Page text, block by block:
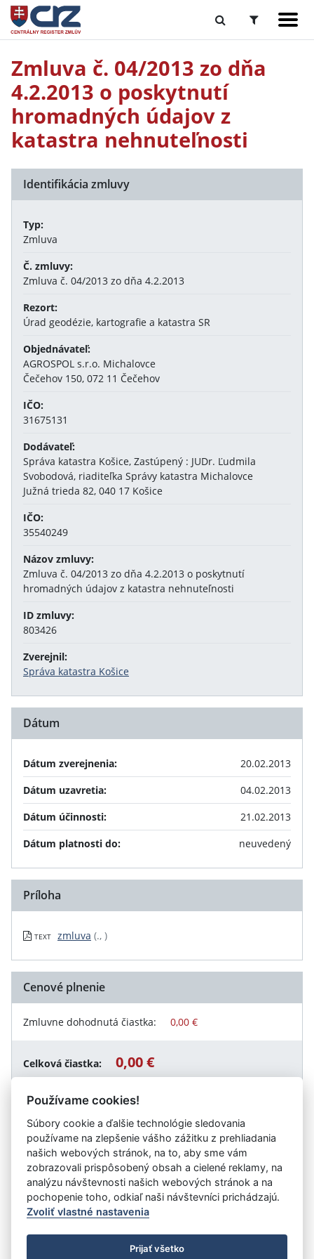
Zmluva č. 04/2013 zo dňa
4.2.2013 o poskytnutí
hromadných údajov z
katastra nehnuteľnosti
Identifikácia zmluvy
Typ:
Zmluva
Č. zmluvy:
Zmluva č. 04/2013 zo dňa 4.2.2013
Rezort:
Úrad geodézie, kartografie a katastra SR
Objednávateľ:
AGROSPOL s.r.o. Michalovce
Čečehov 150, 072 11 Čečehov
IČO:
31675131
Dodávateľ:
Správa katastra Košice, Zastúpený : JUDr. Ľudmila
Svobodová, riaditeľka Správy katastra Michalovce
Južná trieda 82, 040 17 Košice
IČO:
35540249
Názov zmluvy:
Zmluva č. 04/2013 zo dňa 4.2.2013 o poskytnutí
hromadných údajov z katastra nehnuteľnosti
ID zmluvy:
803426
Zverejnil:
Správa katastra Košice
Dátum
Dátum zverejnenia:
20.02.2013
Dátum uzavretia:
04.02.2013
Dátum účinnosti:
21.02.2013
Dátum platnosti do:
neuvedený
Príloha
TEXT zmluva (., )
Cenové plnenie
Zmluvne dohodnutá čiastka: 0,00 €
Celková čiastka: 0,00 €
Návrat späť
Vystavil:Správa katastra Košice
Úrad vlády SR
- Všetky práva vyhradené
Prehlásenie o prístupnosti
Zmluvy do 31.12.2010
Používame cookies!
Súbory cookie a ďalšie technológie sledovania
používame na zlepšenie vášho zážitku z prehliadania
našich webových stránok, na to, aby sme vám
zobrazovali prispôsobený obsah a cielené reklamy, na
analýzu návštevnosti našich webových stránok a na
pochopenie toho, odkiaľ naši návštevníci prichádzajú.
Zvoliť vlastné nastavenia
Prijať všetko